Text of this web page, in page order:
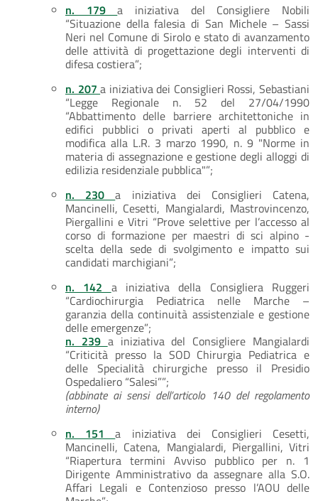
n. 179a iniziativa del Consigliere Nobili
“Situazione della falesia di San Michele – Sassi
Neri nel Comune di Sirolo e stato di avanzamento
delle attività di progettazione degli interventi di
difesa costiera”;
n. 207a iniziativa dei Consiglieri Rossi, Sebastiani
“Legge Regionale n. 52 del 27/04/1990
“Abbattimento delle barriere architettoniche in
edifici pubblici o privati aperti al pubblico e
modifica alla L.R. 3 marzo 1990, n. 9 "Norme in
materia di assegnazione e gestione degli alloggi di
edilizia residenziale pubblica"”;
n. 230a iniziativa dei Consiglieri Catena,
Mancinelli, Cesetti, Mangialardi, Mastrovincenzo,
Piergallini e Vitri “Prove selettive per l’accesso al
corso di formazione per maestri di sci alpino -
scelta della sede di svolgimento e impatto sui
candidati marchigiani”;
n. 142 a iniziativa della Consigliera Ruggeri
“Cardiochirurgia Pediatrica nelle Marche –
garanzia della continuità assistenziale e gestione
delle emergenze”;
n. 239 a iniziativa del Consigliere Mangialardi
“Criticità presso la SOD Chirurgia Pediatrica e
delle Specialità chirurgiche presso il Presidio
Ospedaliero “Salesi””;
(abbinate ai sensi dell’articolo 140 del regolamento
interno)
n. 151a iniziativa dei Consiglieri Cesetti,
Mancinelli, Catena, Mangialardi, Piergallini, Vitri
“Riapertura termini Avviso pubblico per n. 1
Dirigente Amministrativo da assegnare alla S.O.
Affari Legali e Contenzioso presso l’AOU delle